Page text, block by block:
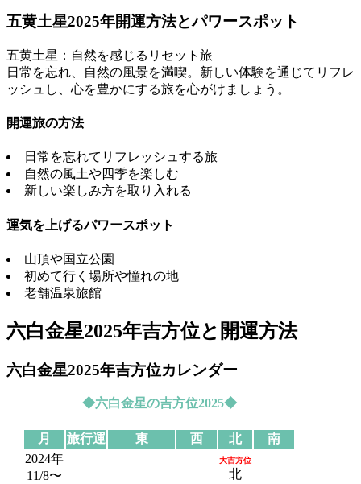
五黄土星2025年開運方法とパワースポット
五黄土星：自然を感じるリセット旅
日常を忘れ、自然の風景を満喫。新しい体験を通じてリフレ
ッシュし、心を豊かにする旅を心がけましょう。
開運旅の方法
日常を忘れてリフレッシュする旅
自然の風土や四季を楽しむ
新しい楽しみ方を取り入れる
運気を上げるパワースポット
山頂や国立公園
初めて行く場所や憧れの地
老舗温泉旅館
六白金星2025年吉方位と開運方法
六白金星2025年吉方位カレンダー
◆六白金星の吉方位2025◆
月 旅行運 東 西 北
南
2024年
11/8〜
大吉方位
北